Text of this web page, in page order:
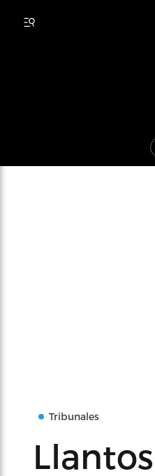
Tribunales